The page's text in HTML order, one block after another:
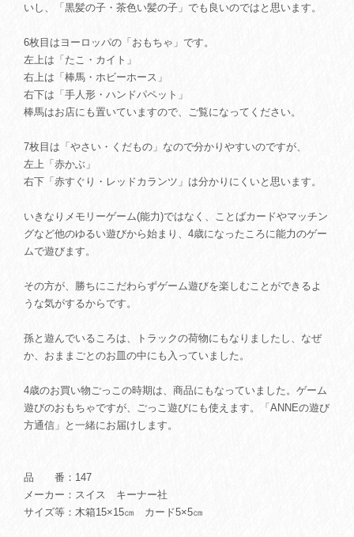
いし、「黒髪の子・茶色い髪の子」でも良いのではと思います。
6枚目はヨーロッパの「おもちゃ」です。
左上は「たこ・カイト」
右上は「棒馬・ホビーホース」
右下は「手人形・ハンドパペット」
棒馬はお店にも置いていますので、ご覧になってください。
7枚目は「やさい・くだもの」なので分かりやすいのですが、
左上「赤かぶ」
右下「赤すぐり・レッドカランツ」は分かりにくいと思います。
いきなりメモリーゲーム(能力)ではなく、ことばカードやマッチン
グなど他のゆるい遊びから始まり、4歳になったころに能力のゲー
ムで遊びます。
その方が、勝ちにこだわらずゲーム遊びを楽しむことができるよ
うな気がするからです。
孫と遊んでいるころは、トラックの荷物にもなりましたし、なぜ
か、おままごとのお皿の中にも入っていました。
4歳のお買い物ごっこの時期は、商品にもなっていました。ゲーム
遊びのおもちゃですが、ごっこ遊びにも使えます。「ANNEの遊び
方通信」と一緒にお届けします。
品 番：147
メーカー：スイス キーナー社
サイズ等：木箱15×15㎝ カード5×5㎝